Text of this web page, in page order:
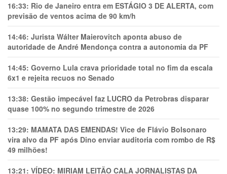
16:33: Rio de Janeiro entra em ESTÁGIO 3 DE ALERTA, com
previsão de ventos acima de 90 km/h
14:46: Jurista Wálter Maierovitch aponta abuso de
autoridade de André Mendonça contra a autonomia da PF
14:45: Governo Lula crava prioridade total no fim da escala
6x1 e rejeita recuos no Senado
13:38: Gestão impecável faz LUCRO da Petrobras disparar
quase 100% no segundo trimestre de 2026
13:29: MAMATA DAS EMENDAS! Vice de Flávio Bolsonaro
vira alvo da PF após Dino enviar auditoria com rombo de R$
49 milhões!
13:21: VÍDEO: MIRIAM LEITÃO CALA JORNALISTAS DA